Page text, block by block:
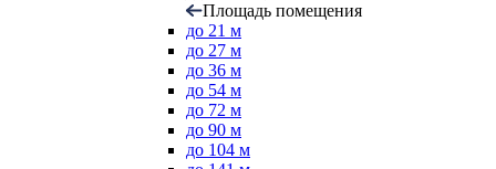
Площадь помещения
до 21 м
до 27 м
до 36 м
до 54 м
до 72 м
до 90 м
до 104 м